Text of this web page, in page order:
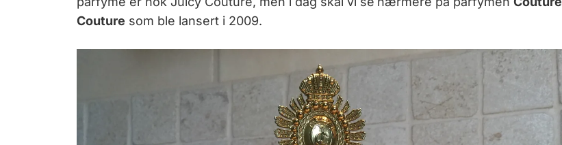
Couture som ble lansert i 2009.